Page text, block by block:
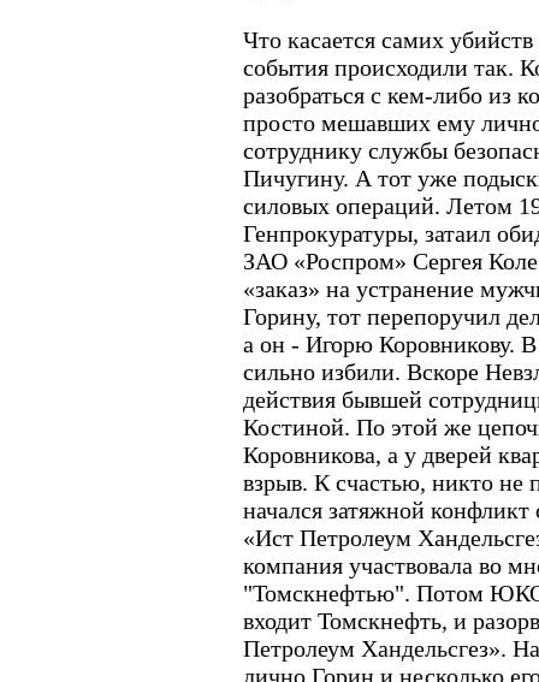
Что касается самих
события происходили так.
разобраться с кем-либо из
просто мешавших ему
сотруднику службы
Пичугину. А тот уже
силовых операций. Летом
Генпрокуратуры, затаил
ЗАО «Роспром» Сергея
«заказ» на устранение
Горину, тот перепоручил
а он - Игорю Коровникову. В
сильно избили. Вскоре
действия бывшей
Костиной. По этой же
Коровникова, а у дверей
взрыв. К счастью, никто
начался затяжной
«Ист Петролеум
компания участвовала во
"Томскнефтью". Потом
входит Томскнефть, и
Петролеум Хандельсгез».
лично Горин и несколько